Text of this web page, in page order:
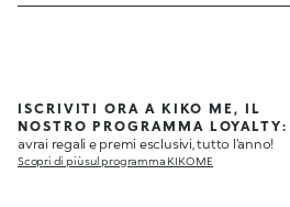
ISCRIVITI ORA A KIKO ME, IL
NOSTRO PROGRAMMA LOYALTY:
avrai regali e premi esclusivi, tutto l'anno!
Scopri di più sul programma KIKO ME